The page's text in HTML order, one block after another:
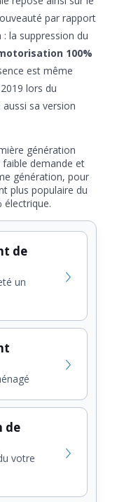
par rapport
la suppression du
100%
est même
lors du
sa version
génération
faible demande et
génération, pour
plus populaire du
électrique.
de
un
de
votre